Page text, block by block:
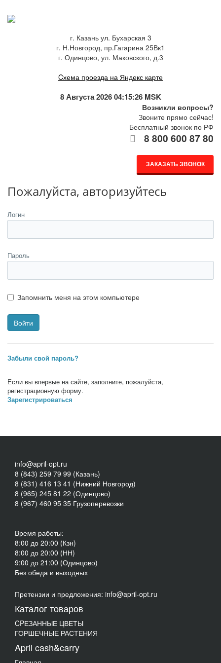
г. Казань ул. Бухарская 3
г. Н.Новгород, пр.Гагарина 25Вк1
г. Одинцово, ул. Маковского, д.3
Cхема проезда на Яндекс карте
8 Августа 2026 04:15:26 MSK
Возникли вопросы?
Звоните прямо сейчас!
Бесплатный звонок по РФ
8 800 600 87 80
ЗАКАЗАТЬ ЗВОНОК
Пожалуйста, авторизуйтесь
Логин
Пароль
Запомнить меня на этом компьютере
Забыли свой пароль?
Если вы впервые на сайте, заполните, пожалуйста,
регистрационную форму.
Зарегистрироваться
info@april-opt.ru
8 (843) 259 79 99 (Казань)
8 (831) 416 13 41 (Нижний Новгород)
8 (965) 245 81 22 (Одинцово)
8 (967) 460 95 35 Грузоперевозки
Время работы:
8:00 до 20:00 (Кзн)
8:00 до 20:00 (НН)
9:00 до 21:00 (Одинцово)
Без обеда и выходных
Претензии и предложения: info@april-opt.ru
Каталог товаров
CPЕЗАННЫЕ ЦВЕТЫ
ГОРШЕЧНЫЕ РАСТЕНИЯ
April cash&carry